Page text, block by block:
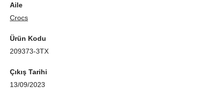
Aile
Crocs
Ürün Kodu
209373-3TX
Çıkış Tarihi
13/09/2023